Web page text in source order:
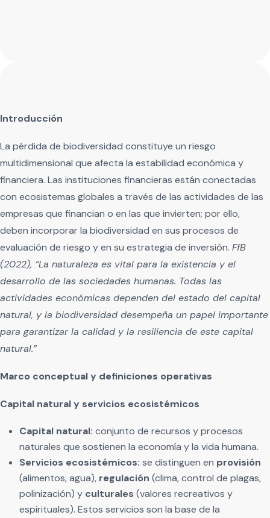
Introducción
La pérdida de biodiversidad constituye un riesgo
multidimensional que afecta la estabilidad económica y
financiera. Las instituciones financieras están conectadas
con ecosistemas globales a través de las actividades de las
empresas que financian o en las que invierten; por ello,
deben incorporar la biodiversidad en sus procesos de
evaluación de riesgo y en su estrategia de inversión. FfB
(2022), “La naturaleza es vital para la existencia y el
desarrollo de las sociedades humanas. Todas las
actividades económicas dependen del estado del capital
natural, y la biodiversidad desempeña un papel importante
para garantizar la calidad y la resiliencia de este capital
natural.”
Marco conceptual y definiciones operativas
Capital natural y servicios ecosistémicos
Capital natural: conjunto de recursos y procesos
naturales que sostienen la economía y la vida humana.
Servicios ecosistémicos: se distinguen en provisión
(alimentos, agua), regulación (clima, control de plagas,
polinización) y culturales (valores recreativos y
espirituales). Estos servicios son la base de la